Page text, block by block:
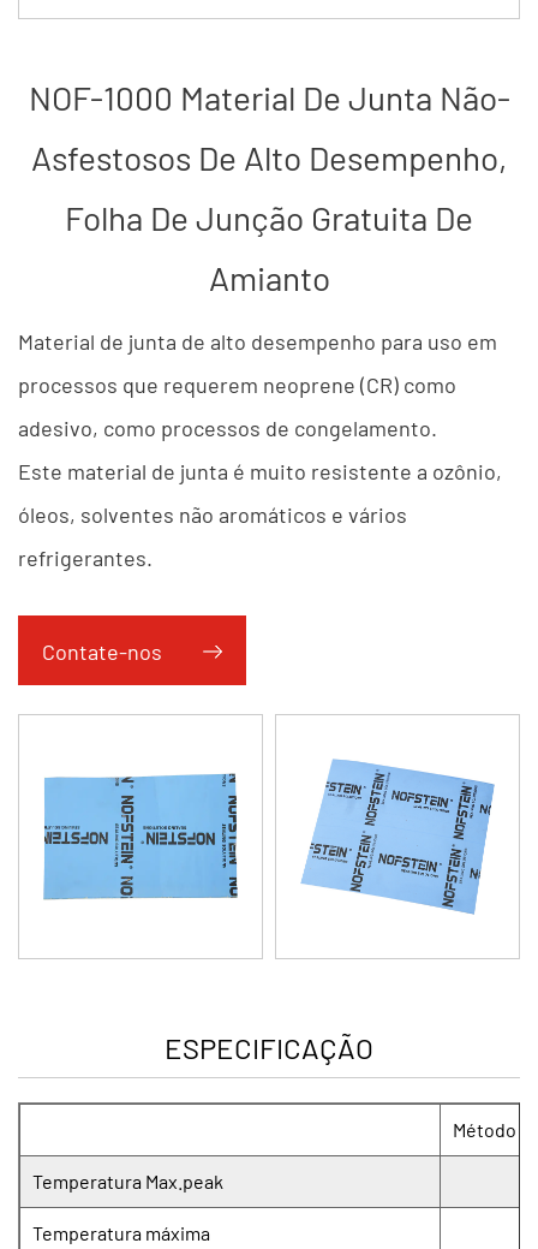
NOF-1000 Material De Junta Não-
Asfestosos De Alto Desempenho,
Folha De Junção Gratuita De
Amianto
Material de junta de alto desempenho para uso em
processos que requerem neoprene (CR) como
adesivo, como processos de congelamento.
Este material de junta é muito resistente a ozônio,
óleos, solventes não aromáticos e vários
refrigerantes.
Contate-nos
ESPECIFICAÇÃO
Método
Temperatura Max.peak
Temperatura máxima